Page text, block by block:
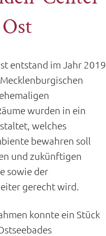
entstand im Jahr 2019
wurden in ein
welches
bewahren soll
und zukünftigen
sowie der
gerecht wird.
konnte ein Stück